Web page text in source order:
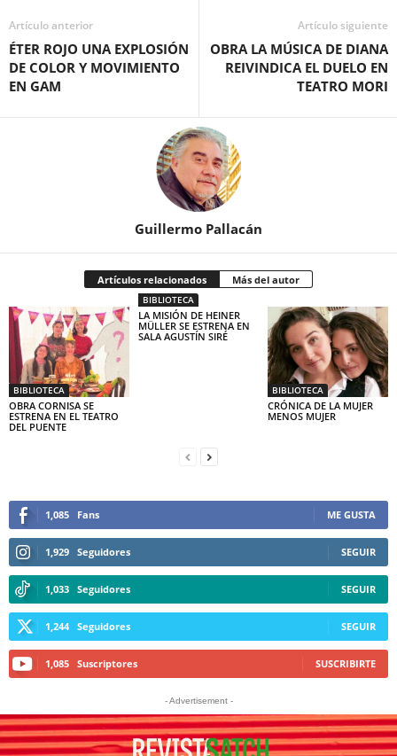
Artículo anterior
ÉTER ROJO UNA EXPLOSIÓN
DE COLOR Y MOVIMIENTO
EN GAM
Artículo siguiente
OBRA LA MÚSICA DE DIANA
REIVINDICA EL DUELO EN
TEATRO MORI
Guillermo Pallacán
Artículos relacionados Más del autor
BIBLIOTECA
OBRA CORNISA SE
ESTRENA EN EL TEATRO
DEL PUENTE
BIBLIOTECA
LA MISIÓN DE HEINER
MÜLLER SE ESTRENA EN
SALA AGUSTÍN SIRÉ
BIBLIOTECA
CRÓNICA DE LA MUJER
MENOS MUJER
1,085 Fans ME GUSTA
1,929 Seguidores SEGUIR
1,033 Seguidores SEGUIR
1,244 Seguidores SEGUIR
1,085 Suscriptores SUSCRIBIRTE
- Advertisement -